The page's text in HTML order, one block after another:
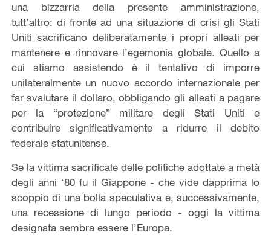
una bizzarria della presente amministrazione,
tutt’altro: di fronte ad una situazione di crisi gli Stati
Uniti sacrificano deliberatamente i propri alleati per
mantenere e rinnovare l’egemonia globale. Quello a
cui stiamo assistendo è il tentativo di imporre
unilateralmente un nuovo accordo internazionale per
far svalutare il dollaro, obbligando gli alleati a pagare
per la “protezione” militare degli Stati Uniti e
contribuire significativamente a ridurre il debito
federale statunitense.
Se la vittima sacrificale delle politiche adottate a metà
degli anni ‘80 fu il Giappone - che vide dapprima lo
scoppio di una bolla speculativa e, successivamente,
una recessione di lungo periodo - oggi la vittima
designata sembra essere l’Europa.